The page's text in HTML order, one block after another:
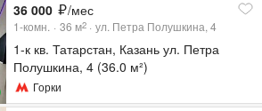
36 000 /мес
1-комн. 36 м2 ул. Петра Полушкина, 4
1-к кв. Татарстан, Казань ул. Петра
Полушкина, 4 (36.0 м²)
Горки